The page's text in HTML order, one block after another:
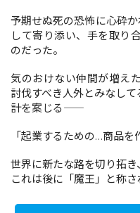
予期せぬ死の恐怖に心砕
して寄り添い、手を取り
のだった。
気のおけない仲間が増え
討伐すべき人外とみなし
計を案じる――
「起業するための…商品を
世界に新たな路を切り拓き
これは後に「魔王」と称さ